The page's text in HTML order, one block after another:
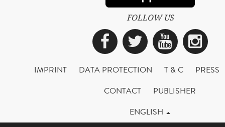
FOLLOW US
Facebook
Twitter
IMPRINT DATA PROTECTION T & C
PRESS
CONTACT
PUBLISHER
ENGLISH